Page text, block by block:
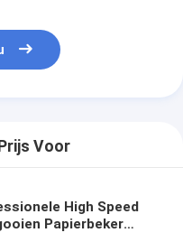
Voor
High Speed
Papierbeker